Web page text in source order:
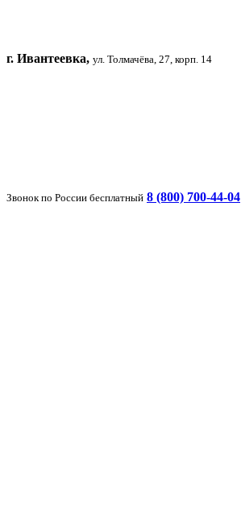
г. Ивантеевка, ул. Толмачёва, 27, корп. 14
Звонок по России бесплатный 8 (800) 700-44-04